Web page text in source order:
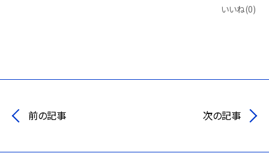
いいね(0)
前の記事 次の記事